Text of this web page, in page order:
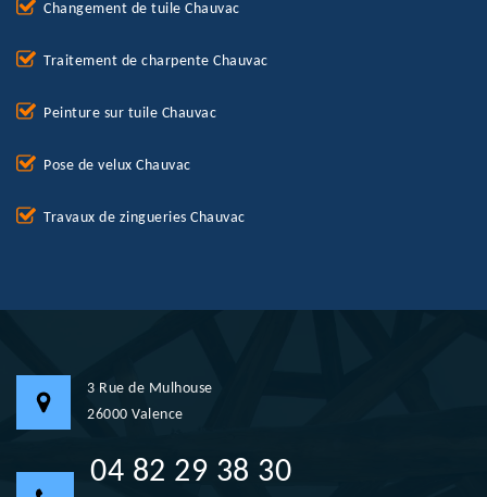
Changement de tuile Chauvac
Traitement de charpente Chauvac
Peinture sur tuile Chauvac
Pose de velux Chauvac
Travaux de zingueries Chauvac
3 Rue de Mulhouse
26000 Valence
04 82 29 38 30